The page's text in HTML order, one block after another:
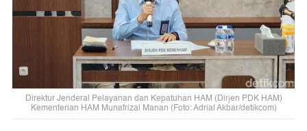
Direktur Jenderal Pelayanan dan Kepatuhan HAM (Dirjen PDK HAM)
Kementerian HAM Munafrizal Manan (Foto: Adrial Akbar/detikcom)